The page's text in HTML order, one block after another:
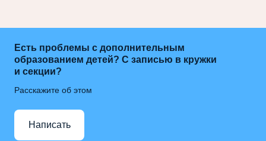
Есть проблемы с дополнительным
образованием детей? С записью в кружки
и секции?
Расскажите об этом
Написать